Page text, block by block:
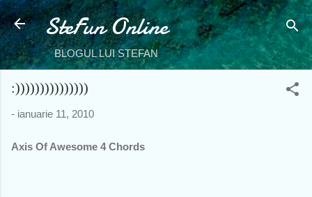
Treceți la conținutul principal
SteFun Online
BLOGUL LUI STEFAN
:)))))))))))))))
- ianuarie 11, 2010
Axis Of Awesome 4 Chords